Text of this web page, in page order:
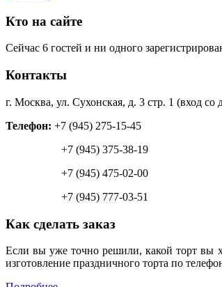
Кто на сайте
Сейчас 6 гостей и ни одного
Контакты
г. Москва, ул. Сухонская, д. 3 стр. 1 (вход со
Телефон: +7 (945) 275-15-45
+7 (945) 375-38-19
+7 (945) 475-02-00
+7 (945) 777-03-51
Как сделать заказ
Если вы уже точно решили, какой торт вы
изготовление праздничного торта по